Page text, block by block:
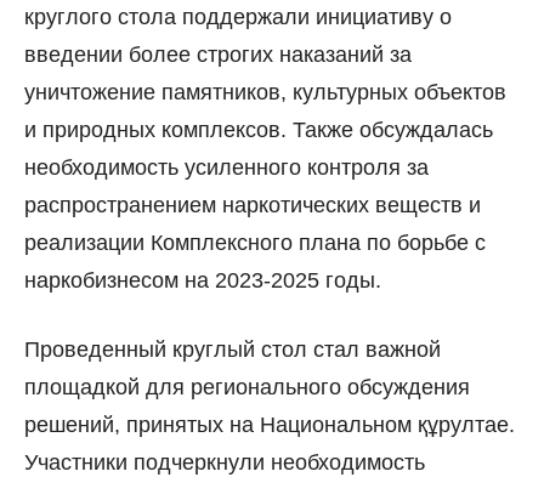
круглого стола поддержали инициативу о
введении более строгих наказаний за
уничтожение памятников, культурных объектов
и природных комплексов. Также обсуждалась
необходимость усиленного контроля за
распространением наркотических веществ и
реализации Комплексного плана по борьбе с
наркобизнесом на 2023-2025 годы.
Проведенный круглый стол стал важной
площадкой для регионального обсуждения
решений, принятых на Национальном құрултае.
Участники подчеркнули необходимость